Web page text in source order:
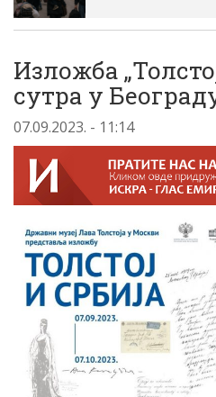
Изложба
сутра у
07.09.2023. - 11:14